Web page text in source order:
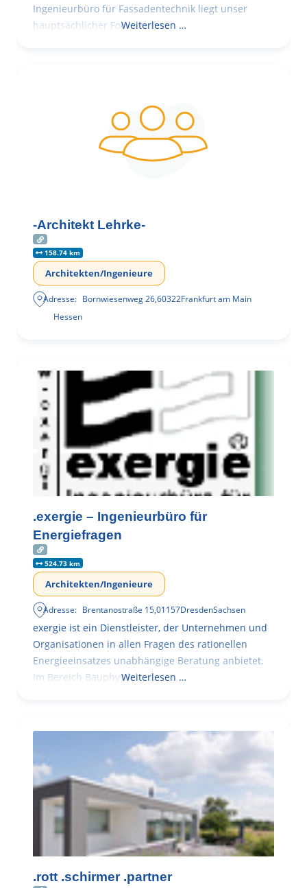
Ingenieurbüro für Fassadentechnik liegt unser
hauptsächlicher Fokus in der
Weiterlesen …
-Architekt Lehrke-
158.74 km
Architekten/Ingenieure
Adresse: Bornwiesenweg 26,60322Frankfurt am Main
Hessen
.exergie – Ingenieurbüro für
Energiefragen
524.73 km
Architekten/Ingenieure
Adresse: Brentanostraße 15,01157DresdenSachsen
exergie ist ein Dienstleister, der Unternehmen und
Organisationen in allen Fragen des rationellen
Energieeinsatzes unabhängige Beratung anbietet.
Im Bereich BauphysikWeiterlesen …
.rott .schirmer .partner